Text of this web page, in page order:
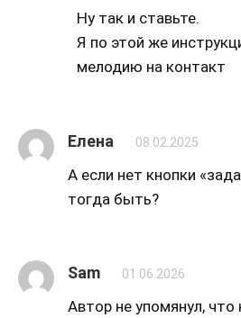
Ну так и ставьте.
Я по этой же
мелодию на контакт
Елена 08.02.2025
А если нет кнопки
тогда быть?
Sam 01.06.2026
Автор не упомянул, что